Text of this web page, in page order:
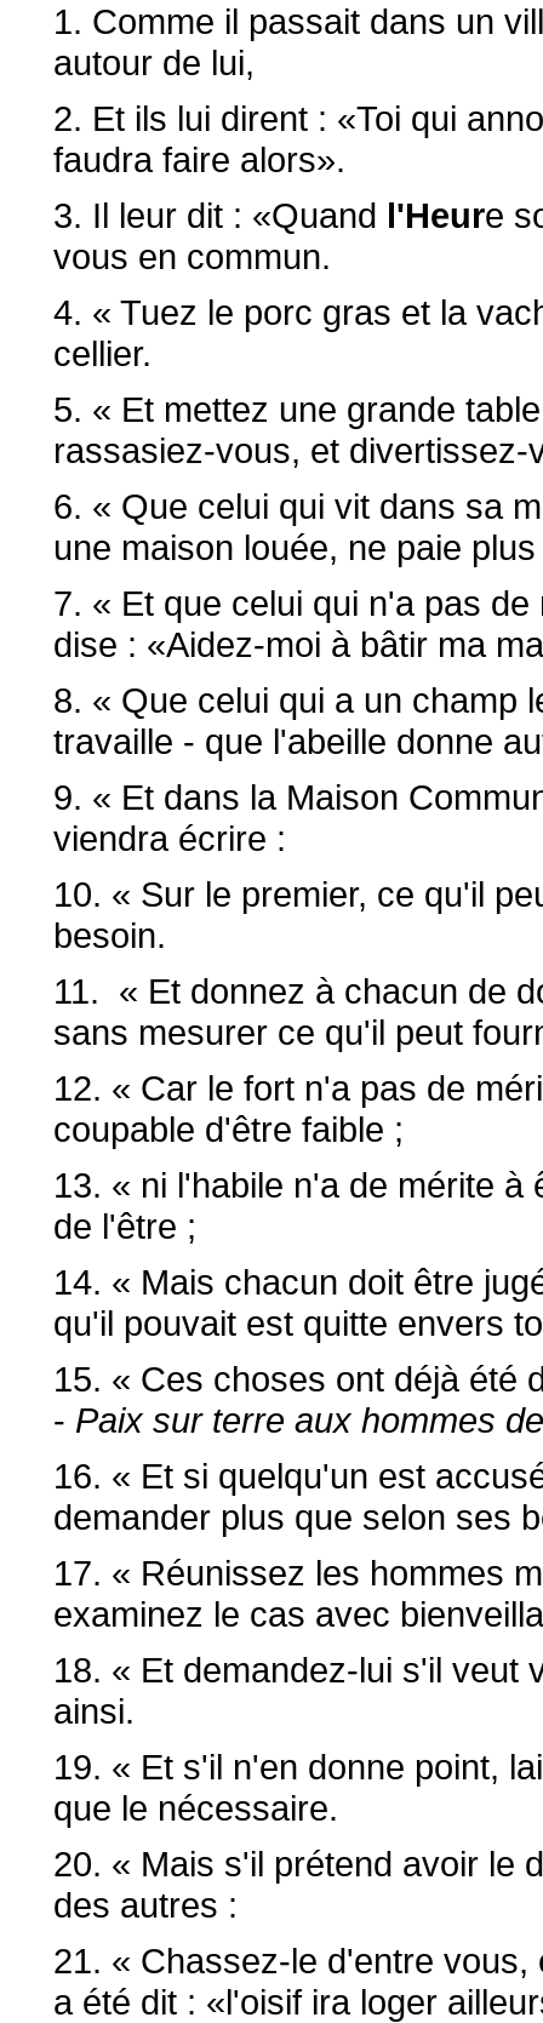
1. Comme il passait dans un
autour de lui,
2. Et ils lui dirent : «Toi qui
faudra faire alors».
3. Il leur dit : «Quand l'Heure
vous en commun.
4. « Tuez le porc gras et la
cellier.
5. « Et mettez une grande
rassasiez-vous, et divertissez-
6. « Que celui qui vit dans sa
une maison louée, ne paie
7. « Et que celui qui n'a pas
dise : «Aidez-moi à bâtir ma
8. « Que celui qui a un champ
travaille - que l'abeille donne
9. « Et dans la Maison
viendra écrire :
10. « Sur le premier, ce qu'il
besoin.
11. « Et donnez à chacun de
sans mesurer ce qu'il peut
12. « Car le fort n'a pas de
coupable d'être faible ;
13. « ni l'habile n'a de mérite
de l'être ;
14. « Mais chacun doit être
qu'il pouvait est quitte envers
15. « Ces choses ont déjà été
- Paix sur terre aux hommes
16. « Et si quelqu'un est
demander plus que selon ses
17. « Réunissez les hommes
examinez le cas avec
18. « Et demandez-lui s'il veut
ainsi.
19. « Et s'il n'en donne point,
que le nécessaire.
20. « Mais s'il prétend avoir le
des autres :
21. « Chassez-le d'entre
a été dit : «l'oisif ira loger